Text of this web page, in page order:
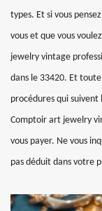
types. Et si vous
vous et que vous
jewelry vintage
dans le 33420. Et
procédures qui
Comptoir art jewelry
vous payer. Ne vous
pas déduit dans votre